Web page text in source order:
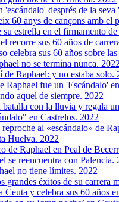
'escándalo' després de la
60 anys de cançons amb el
su estrella en el firmamento
recorre sus 60 años de
celebra sus 60 años sobre
no se termina nunca. 2022
Raphael: y no estaba solo.
Raphael fue un 'Escándalo'
aquel de siempre. 2022
batalla con la lluvia y regala
en Castrelos. 2022
al «escándalo» de
Huelva. 2022
de Raphael en Peal de
se reencuentra con Palencia.
no tiene límites. 2022
grandes éxitos de su carrera
Ceuta y celebra sus 60 años